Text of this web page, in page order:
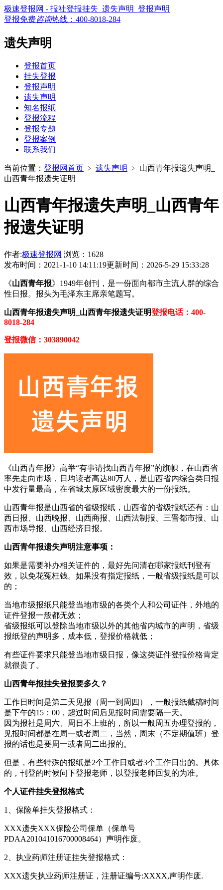
极速登报网 - 报社登报挂失_遗失声明_登报声明
登报免费咨询热线： 400-8018-284
遗失声明
登报首页
挂失登报
登报声明
遗失声明
知名报纸
登报流程
登报专题
登报案例
联系我们
当前位置： 登报网首页 ﹥ 遗失声明 ﹥ 山西青年报遗失声明_
山西青年报遗失证明
山西青年报遗失声明_山西青年
报遗失证明
作者:极速登报网 浏览：1628
发布时间：2021-1-10 14:11:19更新时间：2026-5-29 15:33:28
《山西青年报》1949年创刊，是一份面向都市主流人群的综合
性日报。报头为毛泽东主席亲笔题写。
山西青年报遗失声明_山西青年报遗失证明登报电话：400-
8018-284
登报微信：303890042
《山西青年报》高举“有事请找山西青年报”的旗帜，在山西省
率先走向市场，日均读者高达80万人，是山西省内综合类日报
中发行量最高，在省城太原区域密度最大的一份报纸。
山西青年报是山西省的省级报纸，山西省的省级报纸还有：山
西日报、山西晚报、山西商报、山西法制报、三晋都市报、山
西市场导报、山西经济日报。
山西青年报遗失声明注意事项：
如果是需要补办相关证件的，最好先问清在哪家报纸刊登有
效，以免花冤枉钱。如果没有指定报纸，一般省级报纸是可以
的；
当地市级报纸只能登当地市级的各类个人和公司证件，外地的
证件登报一般都无效；
省级报纸可以登除当地市级以外的其他省内城市的声明，省级
报纸登的声明多，成本低，登报价格就低；
有些证件要求只能登当地市级日报，像这类证件登报价格肯定
就很贵了。
山西青年报挂失登报要多久？
工作日时间是第二天见报（周一到周四），一般报纸截稿时间
是下午的15：00，超过时间后见报时间需要隔一天。
因为报社是周六、周日不上班的，所以一般周五办理登报的，
见报时间都是在周一或者周二，当然，周末（不定期值班）登
报的话也是要周一或者周二出报的。
但是，有些特殊的报纸是2个工作日或者3个工作日出的。具体
的，刊登的时候问下登报老师，以登报老师回复的为准。
个人证件挂失登报格式
1、保险单挂失登报格式：
XXX遗失XXX保险公司保单（保单号
PDAA201041016700008464）声明作废。
2、执业药师注册证挂失登报格式：
XXX遗失执业药师注册证，注册证编号:XXXX,声明作废.